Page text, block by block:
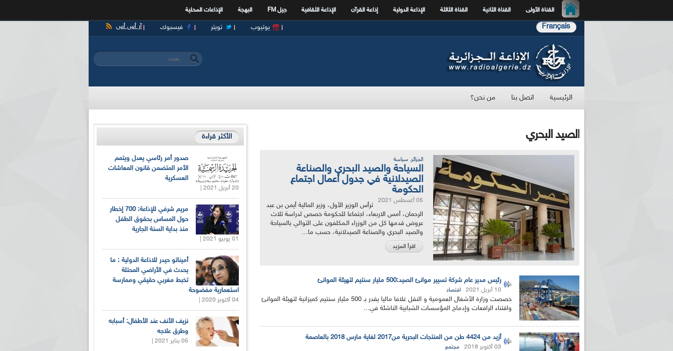
القناة الأولى القناة الثانية القناة الثالثة الإذاعة الدولية إذاعة القرآن الإذاعة الثقافية جيل FM البهجة الإذاعات المحلية
Français آر أس أس فيسبوك تويتر يوتيوب
استمارة البحث
‏بحث ‏
الرئيسية اتصل بنا من نحن؟
الصيد البحري
الجزائر, سياسة
السياحة والصيد البحري والصناعة
الصيدلانية في جدول أعمال اجتماع
الحكومة
05 أغسطس 2021
ترأس الوزير الأول، وزير المالية أيمن بن عبد
الرحمان، أمس الاربعاء، اجتماعا للحكومة خصص لدراسة ثلاث
عروض قدمها كل من الوزراء الـمكلفون على التوالي بالسياحة
والصيد البحري والصناعة الصيدلانية، حسب ما...
اقرأ المزيد
رئيس مدير عام شركة تسيير موانئ الصيد:500 مليار سنتيم لتهيئة الموانئ
10 أبريل 2021 اقتصاد
خصصت وزارة الأشغال العمومية و النقل غلافا ماليا يقدر بـ 500 مليار سنتيم كميزانية لتهيئة الموانئ
واقتناء الرافعات وإدماج المؤسسات الشبابية الناشئة في...
أزيد من 4424 طن من المنتجات البحرية من2017 لغاية مارس 2018 بالعاصمة
03 أكتوبر 2018 مجتمع
الأكثر قراءة
صدور أمر رئاسي يعدل ويتمم
الأمر المتضمن قانون المعاشات
العسكرية
20 أبريل 2021 |
مريم شرفي للإذاعة: 700 إخطار
حول المساس بحقوق الطفل
منذ بداية السنة الجارية
01 يونيو 2021 |
أميناتو حيدر للاذاعة الدولية : ما
يحدث في الأراضي المحتلة
تخبط مغربي حقيقي وممارسة
استعمارية مفضوحة
04 أكتوبر 2020 |
نزيف الأنف عند الأطفال: أسبابه
وطرق علاجه
05 يناير 2021 |